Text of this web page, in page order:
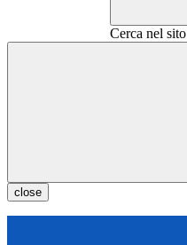
Cerca nel sito
close